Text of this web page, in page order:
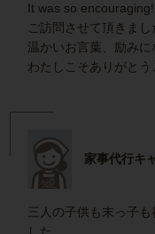
It was so
ご訪問させて頂きまし
温かいお言葉、励みに
わたしこそありがとう
家事代行キ
三人の子供も末っ子